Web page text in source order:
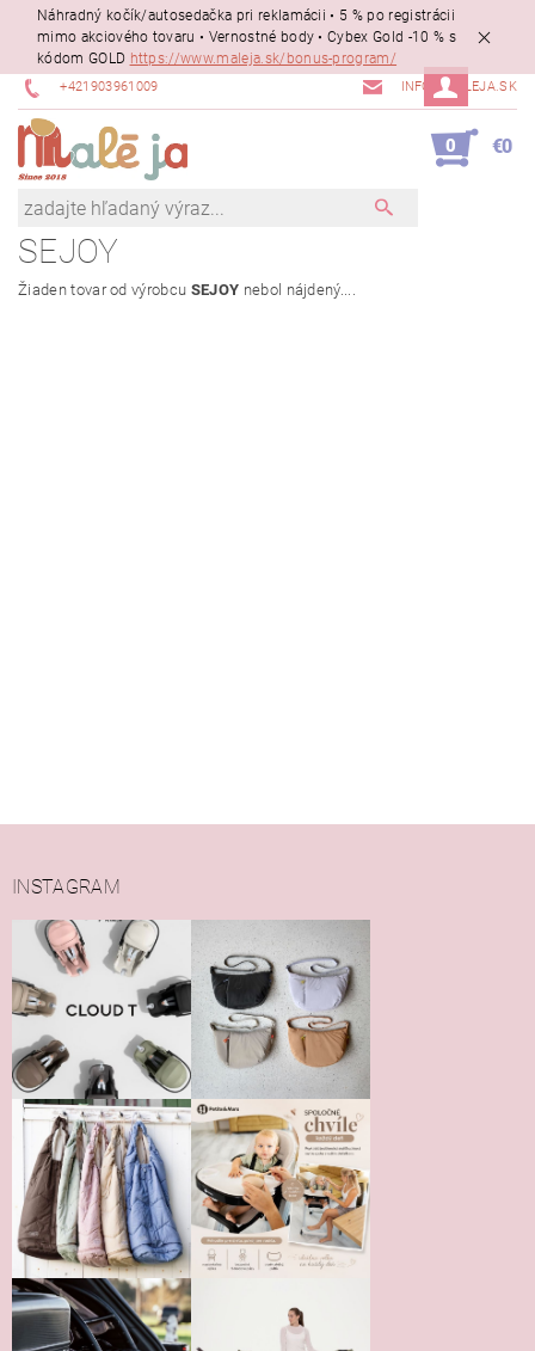
Náhradný kočík/autosedačka pri reklamácii • 5 % po registrácii
mimo akciového tovaru • Vernostné body • Cybex Gold -10 % s
kódom GOLD https://www.maleja.sk/bonus-program/
+421903961009 INFO@MALEJA.SK
0 €0
SEJOY
Žiaden tovar od výrobcu SEJOY nebol nájdený....
INSTAGRAM